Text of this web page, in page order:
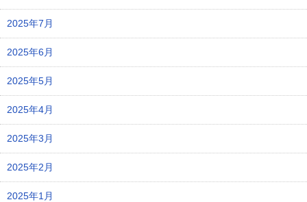
2025年7月
2025年6月
2025年5月
2025年4月
2025年3月
2025年2月
2025年1月